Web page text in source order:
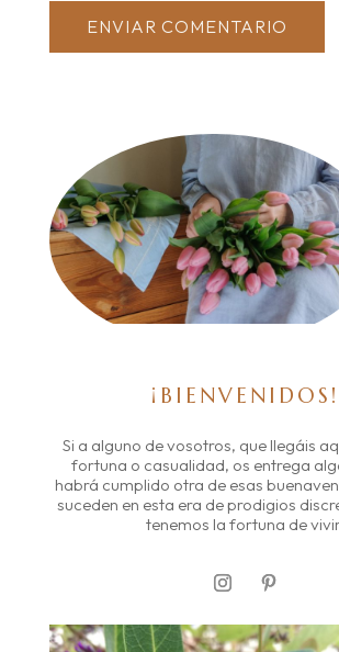
ENVIAR COMENTARIO
¡BIENVENIDOS!
Si a alguno de vosotros, que llegáis
fortuna o casualidad, os entrega
habrá cumplido otra de esas
suceden en esta era de prodigios
tenemos la fortuna de